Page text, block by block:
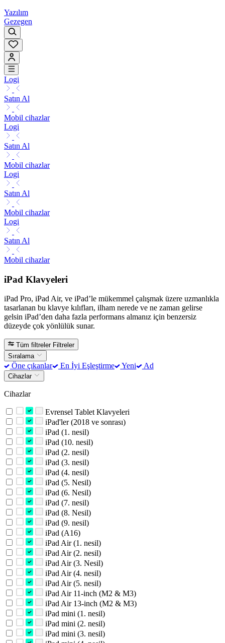
Yazılım
Gezegen
Logi
Satın Al
Mobil cihazlar
Logi
Satın Al
Mobil cihazlar
Logi
Satın Al
Mobil cihazlar
Logi
Satın Al
Mobil cihazlar
iPad Klavyeleri
iPad Pro, iPad Air, ve iPad’le mükemmel çalışmak üzere uzmanlıkla
tasarlanan bu klavye kılıfları, ilham nerede ve ne zaman gelirse
gelsin iPad’den daha fazla performans almanız için benzersiz
düzeyde çok yönlülük sunar.
Tüm filtreler Filtreler
Sıralama
Öne çıkanlar En İyi Eşleştirme Yeni Ad
Cihazlar
Cihazlar
Evrensel Tablet Klavyeleri
iPad'ler (2018 ve sonrası)
iPad (1. nesil)
iPad (10. nesil)
iPad (2. nesil)
iPad (3. nesil)
iPad (4. nesil)
iPad (5. Nesil)
iPad (6. Nesil)
iPad (7. nesil)
iPad (8. Nesil)
iPad (9. nesil)
iPad (A16)
iPad Air (1. nesil)
iPad Air (2. nesil)
iPad Air (3. Nesil)
iPad Air (4. nesil)
iPad Air (5. nesil)
iPad Air 11-inch (M2 & M3)
iPad Air 13-inch (M2 & M3)
iPad mini (1. nesil)
iPad mini (2. nesil)
iPad mini (3. nesil)